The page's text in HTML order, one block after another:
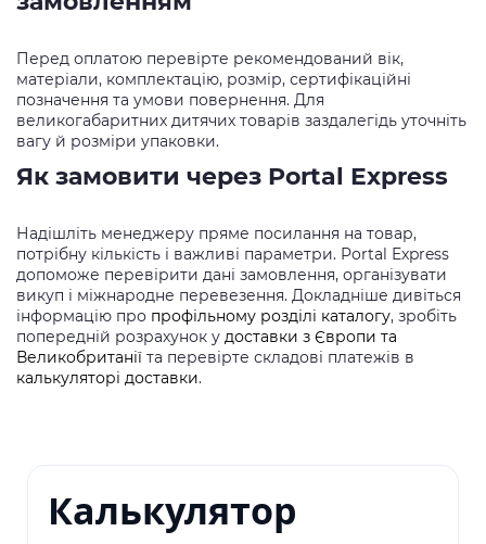
Перед оплатою перевірте рекомендований вік,
матеріали, комплектацію, розмір, сертифікаційні
позначення та умови повернення. Для
великогабаритних дитячих товарів заздалегідь уточніть
вагу й розміри упаковки.
Як замовити через Portal Express
Надішліть менеджеру пряме посилання на товар,
потрібну кількість і важливі параметри. Portal Express
допоможе перевірити дані замовлення, організувати
викуп і міжнародне перевезення. Докладніше дивіться
інформацію про профільному розділі каталогу, зробіть
попередній розрахунок у доставки з Європи та
Великобританії та перевірте складові платежів в
калькуляторі доставки.
Калькулятор